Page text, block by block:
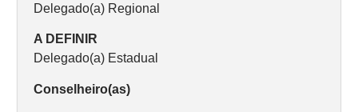
Delegado(a) Regional
A DEFINIR
Delegado(a) Estadual
Conselheiro(as)